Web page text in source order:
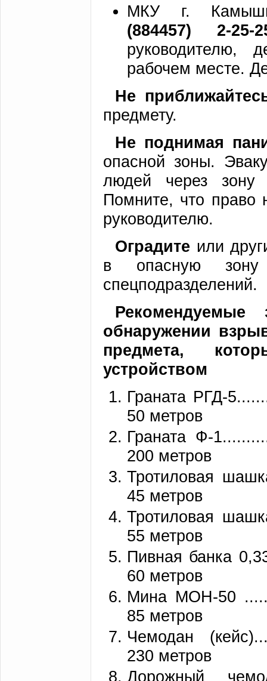
МКУ г.
(884457) 2-
руководителю,
рабочем месте.
Не
предмету.
Не поднимая
опасной зоны.
людей через зону
Помните, что право
руководителю.
Оградите или
в опасную зону
спецподразделений.
обнаружении
предмета,
устройством
Граната РГД-
50 метров
Граната Ф-
200 метров
Тротиловая
45 метров
Тротиловая
55 метров
Пивная банка
60 метров
Мина МОН-50
85 метров
Чемодан
230 метров
Дорожный